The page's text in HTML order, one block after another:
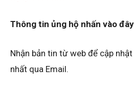
Thông tin ủng hộ nhấn vào đây
Nhận bản tin từ web để cập
nhất qua Email.